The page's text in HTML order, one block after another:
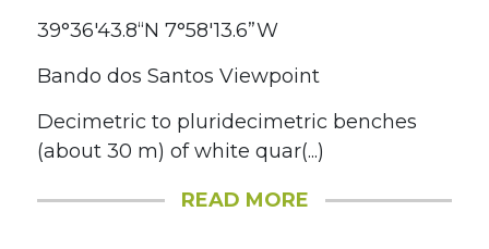
39°36'43.8“N 7°58'13.6”W
Bando dos Santos Viewpoint
Decimetric to pluridecimetric benches
(about 30 m) of white quar(...)
READ MORE